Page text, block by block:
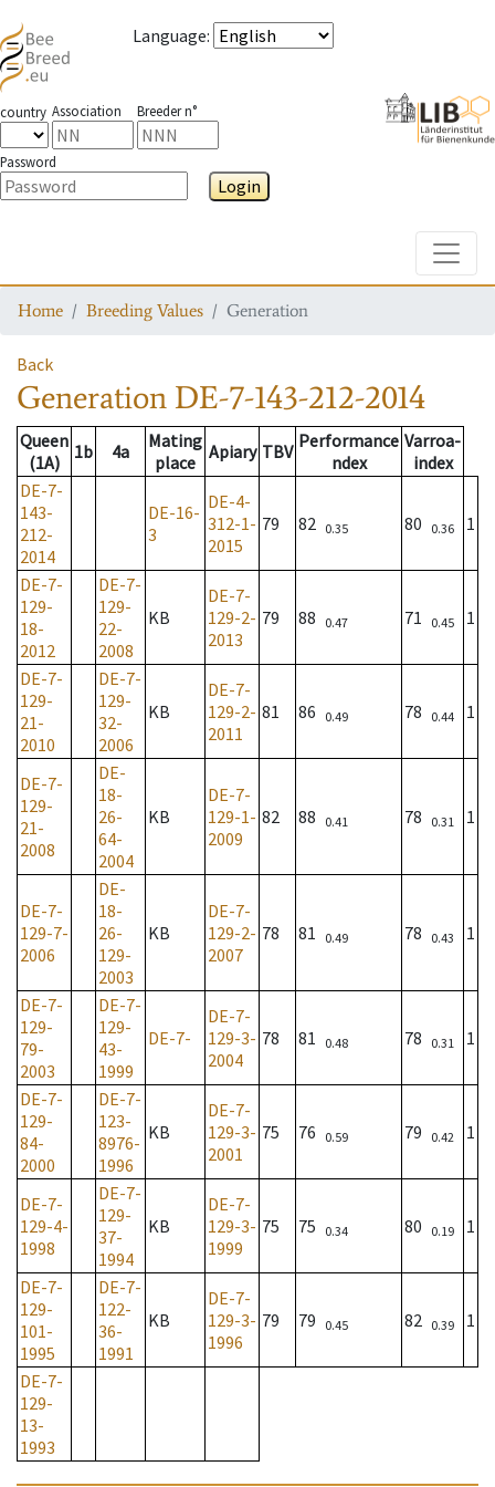
Language:
country Association Breeder n°
Password
Login
Home Breeding Values Generation
Back
Generation DE-7-143-212-2014
Queen
(1A)
1b 4a
Mating
place Apiary TBV Performance
ndex
Varroa-
index
DE-7-
143-
212-
2014
DE-16-
3
DE-4-
312-1-
2015
79 82 0.35 80 0.36 1
DE-7-
129-
18-
2012
DE-7-
129-
22-
2008
KB
DE-7-
129-2-
2013
79 88 0.47 71 0.45 1
DE-7-
129-
21-
2010
DE-7-
129-
32-
2006
KB
DE-7-
129-2-
2011
81 86 0.49 78 0.44 1
DE-7-
129-
21-
2008
DE-
18-
26-
64-
2004
KB
DE-7-
129-1-
2009
82 88 0.41 78 0.31 1
DE-7-
129-7-
2006
DE-
18-
26-
129-
2003
KB
DE-7-
129-2-
2007
78 81 0.49 78 0.43 1
DE-7-
129-
79-
2003
DE-7-
129-
43-
1999
DE-7-
DE-7-
129-3-
2004
78 81 0.48 78 0.31 1
DE-7-
129-
84-
2000
DE-7-
123-
8976-
1996
KB
DE-7-
129-3-
2001
75 76 0.59 79 0.42 1
DE-7-
129-4-
1998
DE-7-
129-
37-
1994
KB
DE-7-
129-3-
1999
75 75 0.34 80 0.19 1
DE-7-
129-
101-
1995
DE-7-
122-
36-
1991
KB
DE-7-
129-3-
1996
79 79 0.45 82 0.39 1
DE-7-
129-
13-
1993